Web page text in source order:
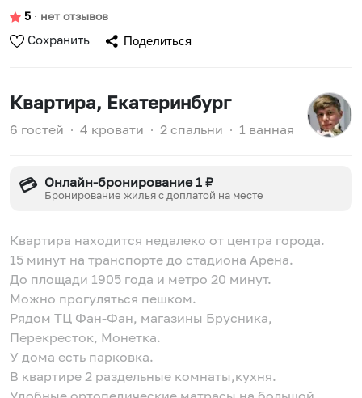
5 ∙ нет отзывов
Сохранить Поделиться
Квартира, Екатеринбург
6 гостей ∙ 4 кровати ∙ 2 спальни ∙ 1 ванная
💳 Онлайн-бронирование 1 ₽
Бронирование жилья с доплатой на месте
Квартира находится недалеко от центра города.
15 минут на транспорте до стадиона Арена.
До площади 1905 года и метро 20 минут.
Можно прогуляться пешком.
Рядом ТЦ Фан-Фан, магазины Брусника,
Перекресток, Монетка.
У дома есть парковка.
В квартире 2 раздельные комнаты,кухня.